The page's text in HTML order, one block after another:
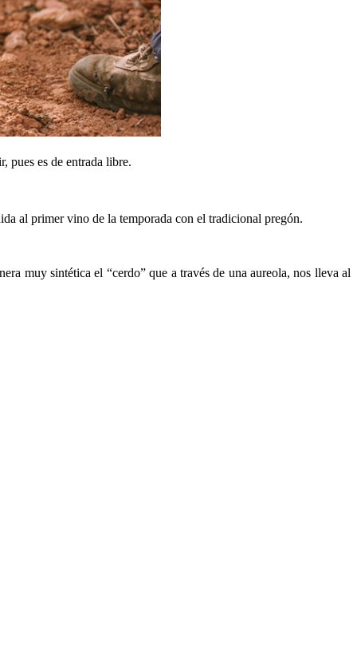
pues es de entrada libre.
al primer vino de la temporada con el tradicional pregón.
muy sintética el “cerdo” que a través de una aureola, nos lleva al